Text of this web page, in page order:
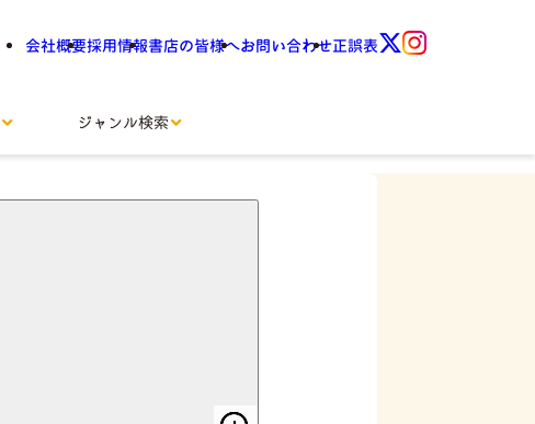
会社概要採用情報書店の皆様へお問い合わせ正誤表
ジャンル検索